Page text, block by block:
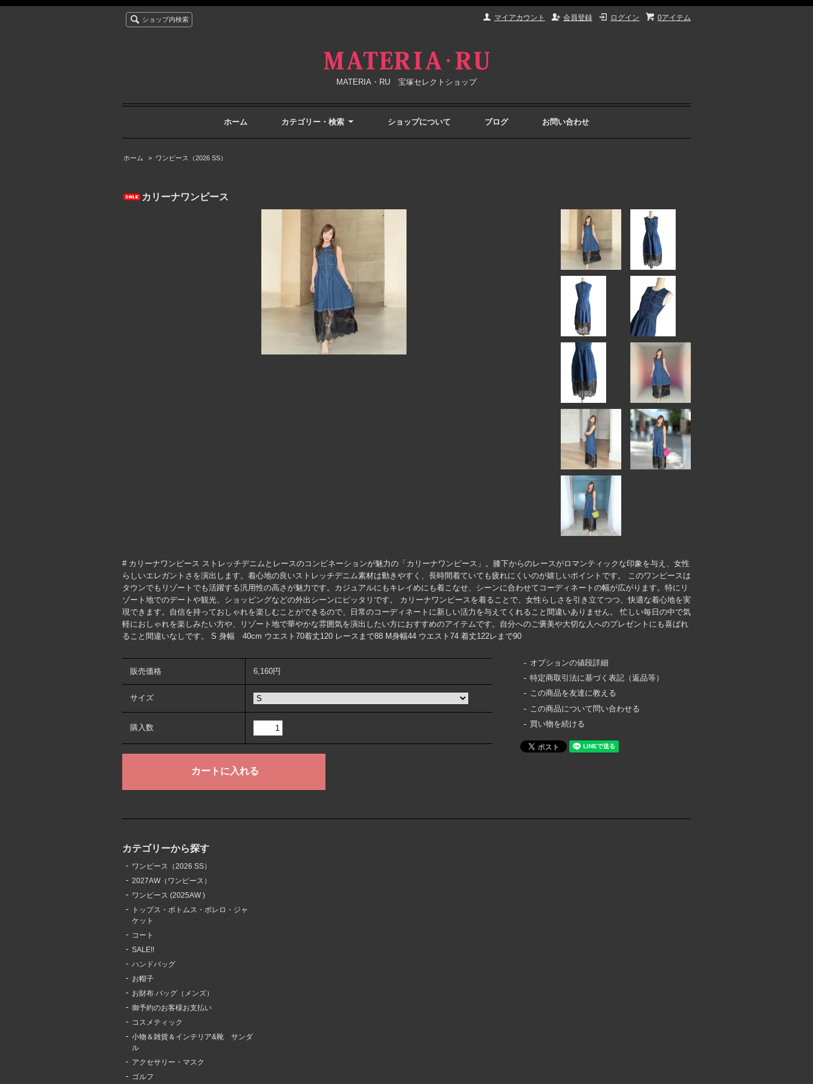
0アイテム
ログイン
会員登録
マイアカウント
ショップ内検索
MATERIA・RU 宝塚セレクトショップ
ホーム カテゴリー・検索 ショップについて ブログ お問い合わせ
ホーム > ワンピース（2026 SS）
カリーナワンピース
# カリーナワンピース ストレッチデニムとレースのコンビネーションが魅力の「カリーナワンピース」。膝下からのレースがロマンティックな印象を与え、女性
らしいエレガントさを演出します。着心地の良いストレッチデニム素材は動きやすく、長時間着ていても疲れにくいのが嬉しいポイントです。 このワンピースは
タウンでもリゾートでも活躍する汎用性の高さが魅力です。カジュアルにもキレイめにも着こなせ、シーンに合わせてコーディネートの幅が広がります。特にリ
ゾート地でのデートや観光、ショッピングなどの外出シーンにピッタリです。 カリーナワンピースを着ることで、女性らしさを引き立てつつ、快適な着心地を実
現できます。自信を持っておしゃれを楽しむことができるので、日常のコーディネートに新しい活力を与えてくれること間違いありません。 忙しい毎日の中で気
軽におしゃれを楽しみたい方や、リゾート地で華やかな雰囲気を演出したい方におすすめのアイテムです。自分へのご褒美や大切な人へのプレゼントにも喜ばれ
ること間違いなしです。 S 身幅 40cm ウエスト70着丈120 レースまで88 M身幅44 ウエスト74 着丈122レまで90
販売価格 6,160円
サイズ
購入数
オプションの値段詳細
特定商取引法に基づく表記（返品等）
この商品を友達に教える
この商品について問い合わせる
買い物を続ける
カテゴリーから探す
ワンピース（2026 SS）
2027AW（ワンピース）
ワンピース (2025AW )
トップス・ボトムス・ボレロ・ジャ
ケット
コート
SALE!!
ハンドバッグ
お帽子
お財布 バッグ（メンズ）
御予約のお客様お支払い
コスメティック
小物＆雑貨＆インテリア&靴 サンダ
ル
アクセサリー・マスク
ゴルフ